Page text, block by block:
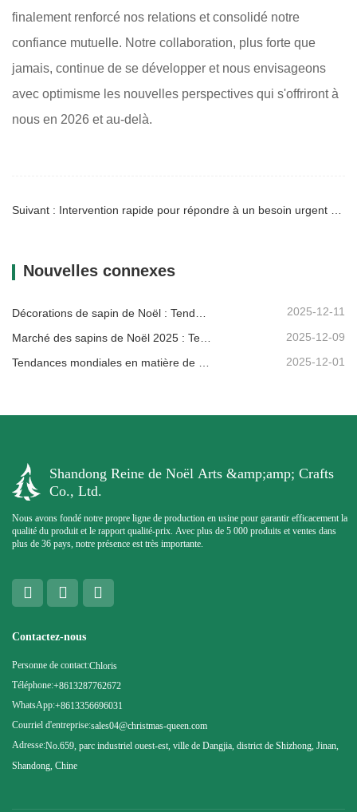
finalement renforcé nos relations et consolidé notre
confiance mutuelle. Notre collaboration, plus forte que
jamais, continue de se développer et nous envisageons
avec optimisme les nouvelles perspectives qui s'offriront à
nous en 2026 et au-delà.
Suivant : Intervention rapide pour répondre à un besoin urgent d'un client suédois
Nouvelles connexes
2025-12-11
2025-12-09
2025-12-01
Shandong Reine de Noël Arts &amp;amp; Crafts
Co., Ltd.
Nous avons fondé notre propre ligne de production en usine pour garantir efficacement la
qualité du produit et le rapport qualité-prix. Avec plus de 5 000 produits et ventes dans
plus de 36 pays, notre présence est très importante.
Contactez-nous
Personne de contact:Chloris
Téléphone:+8613287762672
WhatsApp:+8613356696031
Courriel d'entreprise:sales04@christmas-queen.com
Adresse:No.659, parc industriel ouest-est, ville de Dangjia, district de Shizhong, Jinan,
Shandong, Chine